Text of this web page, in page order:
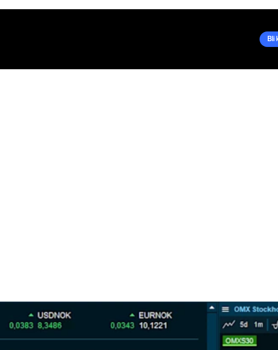
Bli